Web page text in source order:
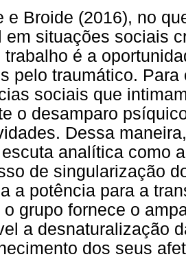
e Broide (2016), no
em situações sociais
trabalho é a
pelo traumático.
sociais que
o desamparo
Dessa
analítica como
de singularização
a potência para a
grupo fornece o
a desnaturalização
dos seus